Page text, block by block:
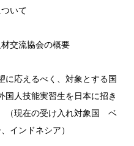
いて
交流協会の概要
に応えるべく、対象とする国
国人技能実習生を日本に招き
（現在の受け入れ対象国 ベ
インドネシア）